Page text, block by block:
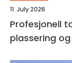
11. July 2026
Profesjonell
plassering